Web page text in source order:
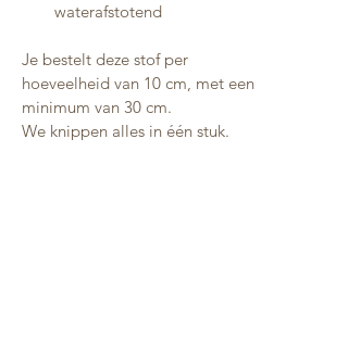
waterafstotend
Je bestelt deze stof per
hoeveelheid van 10 cm, met een
minimum van 30 cm.
We knippen alles in één stuk.